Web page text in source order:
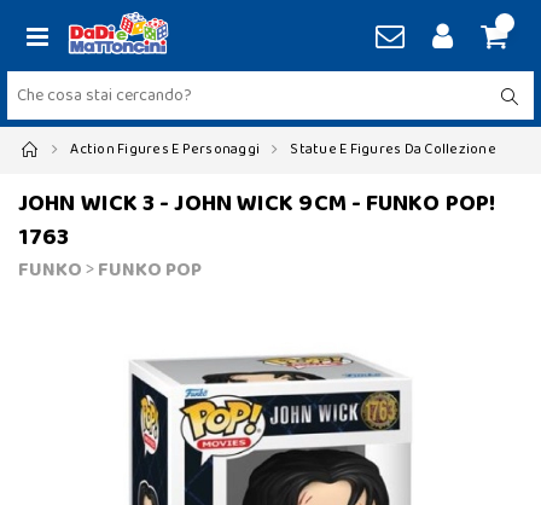
Action Figures E Personaggi Statue E Figures Da Collezione
JOHN WICK 3 - JOHN WICK 9CM - FUNKO POP!
1763
FUNKO>FUNKO POP